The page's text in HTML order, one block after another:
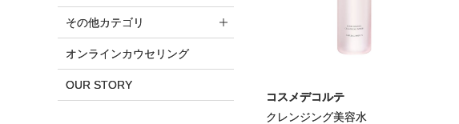
その他カテゴリ
オンラインカウセリング
OUR STORY
コスメデコルテ
クレンジング美容水